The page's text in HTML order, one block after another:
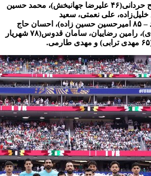
علیرضا بیرانوند، صالح حردانی(۴۶ علیرضا جهانبخش)، محمد حسین
علی نعمتی، سعید
عزت‌اللهی(کارت زرد – ۸۵ امیرحسین حسین زاده)، احسان حاج
صفی(۶۵ میلاد محمدی)، رامین رضاییان، سامان قدوس(۷۸ شهریار